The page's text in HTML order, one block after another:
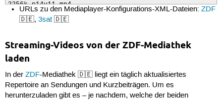
2256k_p14v11.mp4
928k_p34v11.mp4</url><ratio>4:3</ratio><height>576</
2328k_p35v11.mp4</url><ratio>4:3</
URLs zu den Mediaplayer-Konfigurations-XML-Dateien:ZDF
🇩🇪,3sat 🇩🇪
Streaming-Videos von der ZDF-Mediathek
laden
In der ZDF-Mediathek 🇩🇪 liegt ein täglich aktualisiertes
Repertoire an Sendungen und Kurzbeiträgen. Um es
herunterzuladen gibt es – je nachdem, welche der beiden